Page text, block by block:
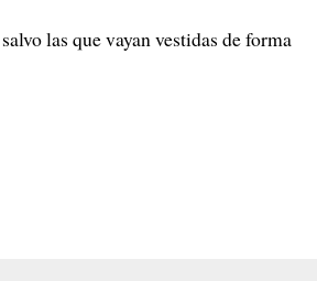
las que vayan vestidas de forma